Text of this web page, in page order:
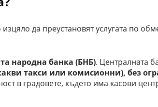
да преустановят услугата по
народна банка (БНБ). Централната
такси или комисионни), без
в градовете, където има касови